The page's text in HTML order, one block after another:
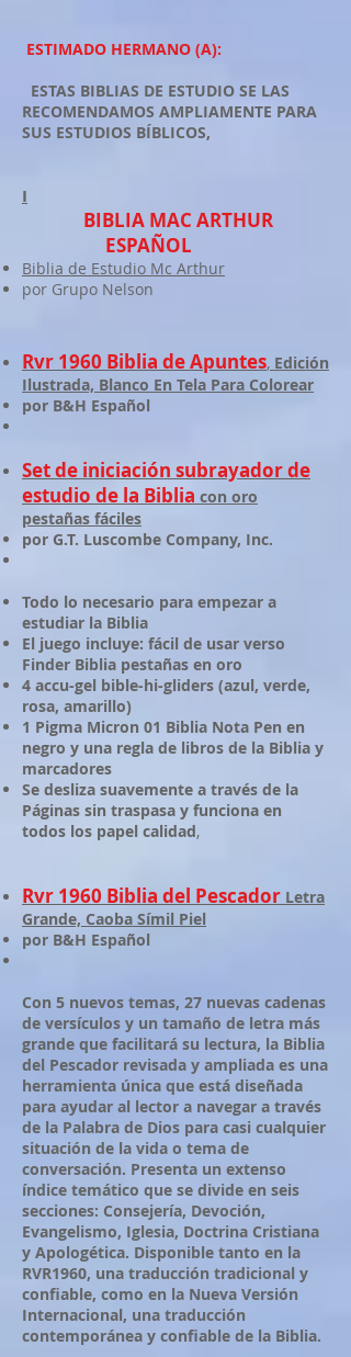
ESTIMADO HERMANO (A):
ESTAS BIBLIAS DE ESTUDIO SE LAS
RECOMENDAMOS AMPLIAMENTE PARA
SUS ESTUDIOS BÍBLICOS,
I
BIBLIA MAC ARTHUR
ESPAÑOL
Biblia de Estudio Mc Arthur
por Grupo Nelson
Rvr 1960 Biblia de Apuntes, Edición
Ilustrada, Blanco En Tela Para Colorear
por B&H Español
Set de iniciación subrayador de
estudio de la Biblia con oro
pestañas fáciles
por G.T. Luscombe Company, Inc.
Todo lo necesario para empezar a
estudiar la Biblia
El juego incluye: fácil de usar verso
Finder Biblia pestañas en oro
4 accu-gel bible-hi-gliders (azul, verde,
rosa, amarillo)
1 Pigma Micron 01 Biblia Nota Pen en
negro y una regla de libros de la Biblia y
marcadores
Se desliza suavemente a través de la
Páginas sin traspasa y funciona en
todos los papel calidad,
Rvr 1960 Biblia del Pescador Letra
Grande, Caoba Símil Piel
por B&H Español
Con 5 nuevos temas, 27 nuevas cadenas
de versículos y un tamaño de letra más
grande que facilitará su lectura, la Biblia
del Pescador revisada y ampliada es una
herramienta única que está diseñada
para ayudar al lector a navegar a través
de la Palabra de Dios para casi cualquier
situación de la vida o tema de
conversación. Presenta un extenso
índice temático que se divide en seis
secciones: Consejería, Devoción,
Evangelismo, Iglesia, Doctrina Cristiana
y Apologética. Disponible tanto en la
RVR1960, una traducción tradicional y
confiable, como en la Nueva Versión
Internacional, una traducción
contemporánea y confiable de la Biblia.